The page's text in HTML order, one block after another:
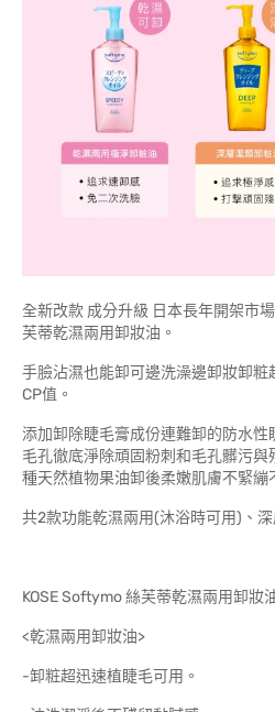
全新改款 成分升級 日本長年開架市
芙蒂乾濕兩用卸妝油。
手臉沾濕也能卸可邊洗澡邊卸妝卸
CP值。
添加卸除睫毛膏成份連難卸的防水
毛孔徹底淨除頑固粉刺和毛孔髒污
種天然植物果油卸後柔嫩肌膚不緊繃
共2款功能乾濕兩用(沐浴時可用)、
KOSE Softymo 絲芙蒂乾濕兩用卸妝
<乾濕兩用卸妝油>
-卸粧超迅速植睫毛可用。